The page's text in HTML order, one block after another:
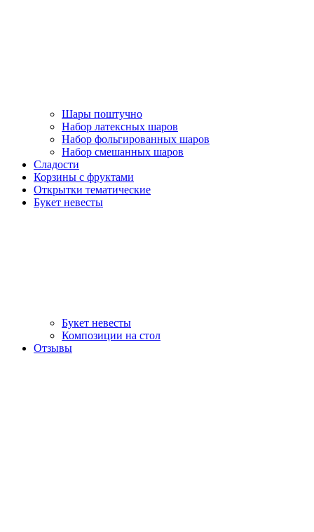
Шары поштучно
Набор латексных шаров
Набор фольгированных шаров
Набор смешанных шаров
Сладости
Корзины с фруктами
Открытки тематические
Букет невесты
Букет невесты
Композиции на стол
Отзывы